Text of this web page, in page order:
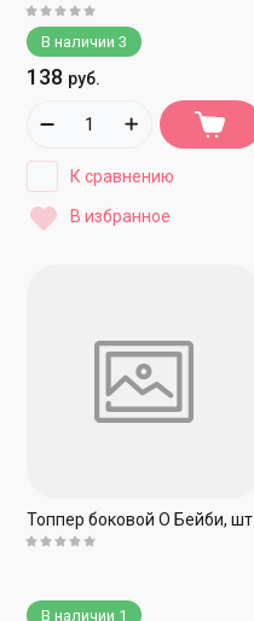
В наличии 3
138 руб.
К сравнению
В избранное
Топпер боковой О Бейби, шт
В наличии 1